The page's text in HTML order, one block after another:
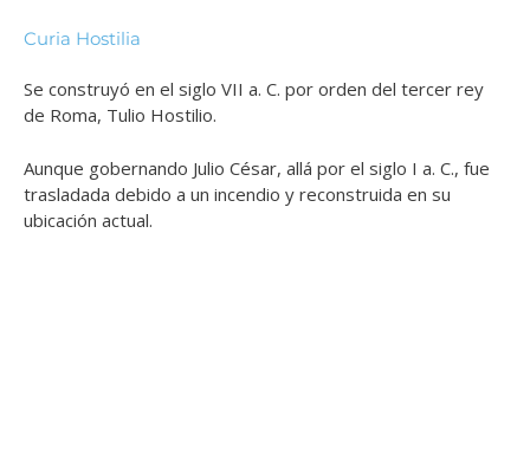
Curia Hostilia
Se construyó en el siglo VII a. C. por orden del tercer rey
de Roma, Tulio Hostilio.
Aunque gobernando Julio César, allá por el siglo I a. C., fue
trasladada debido a un incendio y reconstruida en su
ubicación actual.